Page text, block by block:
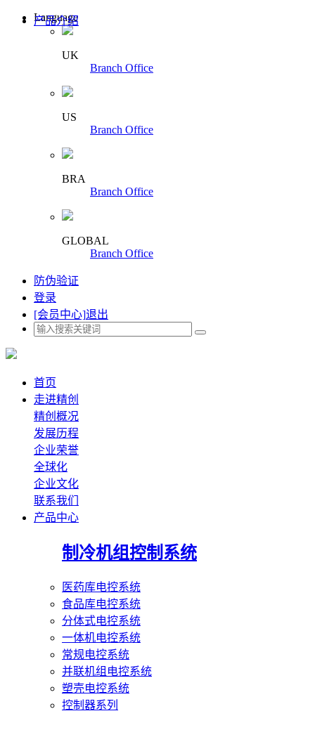
Language
UK
Branch Office
US
Branch Office
BRA
Branch Office
GLOBAL
Branch Office
防伪验证
登录
[会员中心]退出
首页
走进精创
精创概况
发展历程
企业荣誉
全球化
企业文化
联系我们
产品中心
制冷机组控制系统
医药库电控系统
食品库电控系统
分体式电控系统
一体机电控系统
常规电控系统
并联机组电控系统
塑壳电控系统
控制器系列
产品介绍